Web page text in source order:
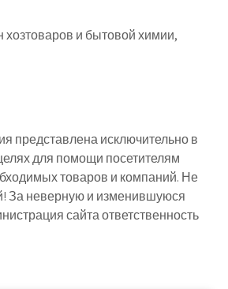
хозтоваров и бытовой химии,
представлена исключительно в
для помощи посетителям
товаров и компаний. Не
За неверную и изменившуюся
сайта ответственность